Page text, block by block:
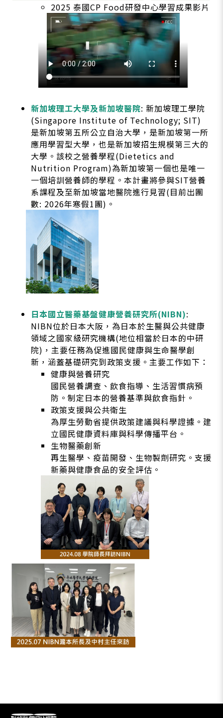
2025 泰國CP Food研發中心學習成果影片
新加坡理工大學及新加坡醫院: 新加坡理工學院
(Singapore Institute of Technology; SIT)
是新加坡第五所公立自治大學，是新加坡第一所
應用學習型大學，也是新加坡招生規模第三大的
大學。該校之營養學程(Dietetics and
Nutrition Program)為新加坡第一個也是唯一
一個培訓營養師的學程。本計畫將參與SIT營養
系課程及至新加坡當地醫院進行見習(目前出團
數: 2026年寒假1團)。
日本國立醫藥基盤健康營養研究所(NIBN):
NIBN位於日本大阪，為日本於生醫與公共健康
領域之國家級研究機構(地位相當於日本的中研
院)，主要任務為促進國民健康與生命醫學創
新，涵蓋基礎研究到政策支援。主要工作如下：
健康與營養研究
國民營養調查、飲食指導、生活習慣病預
防。制定日本的營養基準與飲食指針。
政策支援與公共衛生
為厚生勞動省提供政策建議與科學證據。建
立國民健康資料庫與科學傳播平台。
生物醫藥創新
再生醫學、疫苗開發、生物製劑研究。支援
新藥與健康食品的安全評估。